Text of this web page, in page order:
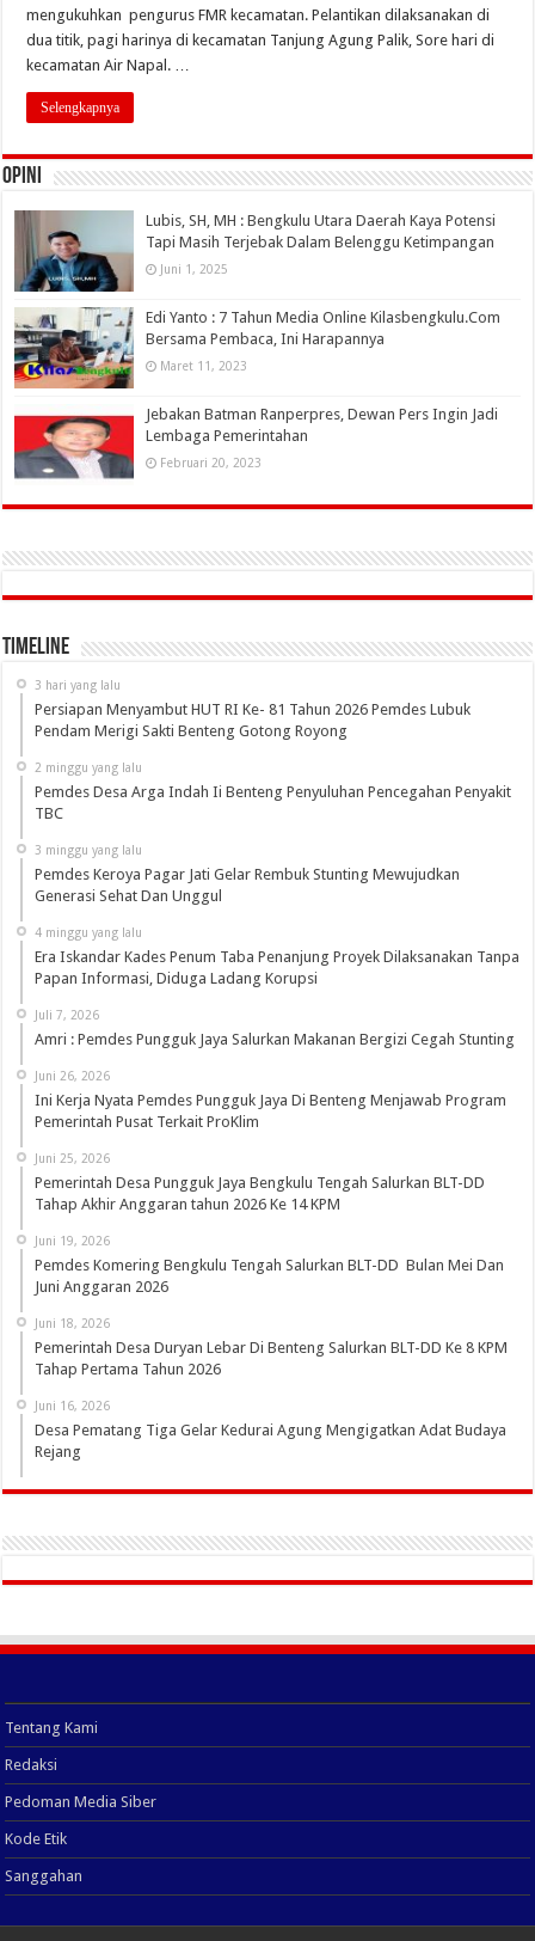
mengukuhkan pengurus FMR kecamatan. Pelantikan dilaksanakan di
dua titik, pagi harinya di kecamatan Tanjung Agung Palik, Sore hari di
kecamatan Air Napal. …
Selengkapnya
OPINI
Lubis, SH, MH : Bengkulu Utara Daerah Kaya Potensi
Tapi Masih Terjebak Dalam Belenggu Ketimpangan
Juni 1, 2025
Edi Yanto : 7 Tahun Media Online Kilasbengkulu.Com
Bersama Pembaca, Ini Harapannya
Maret 11, 2023
Jebakan Batman Ranperpres, Dewan Pers Ingin Jadi
Lembaga Pemerintahan
Februari 20, 2023
Timeline
3 hari yang lalu
Persiapan Menyambut HUT RI Ke- 81 Tahun 2026 Pemdes Lubuk
Pendam Merigi Sakti Benteng Gotong Royong
2 minggu yang lalu
Pemdes Desa Arga Indah Ii Benteng Penyuluhan Pencegahan Penyakit
TBC
3 minggu yang lalu
Pemdes Keroya Pagar Jati Gelar Rembuk Stunting Mewujudkan
Generasi Sehat Dan Unggul
4 minggu yang lalu
Era Iskandar Kades Penum Taba Penanjung Proyek Dilaksanakan Tanpa
Papan Informasi, Diduga Ladang Korupsi
Juli 7, 2026
Amri : Pemdes Pungguk Jaya Salurkan Makanan Bergizi Cegah Stunting
Juni 26, 2026
Ini Kerja Nyata Pemdes Pungguk Jaya Di Benteng Menjawab Program
Pemerintah Pusat Terkait ProKlim
Juni 25, 2026
Pemerintah Desa Pungguk Jaya Bengkulu Tengah Salurkan BLT-DD
Tahap Akhir Anggaran tahun 2026 Ke 14 KPM
Juni 19, 2026
Pemdes Komering Bengkulu Tengah Salurkan BLT-DD Bulan Mei Dan
Juni Anggaran 2026
Juni 18, 2026
Pemerintah Desa Duryan Lebar Di Benteng Salurkan BLT-DD Ke 8 KPM
Tahap Pertama Tahun 2026
Juni 16, 2026
Desa Pematang Tiga Gelar Kedurai Agung Mengigatkan Adat Budaya
Rejang
Tentang Kami
Redaksi
Pedoman Media Siber
Kode Etik
Sanggahan